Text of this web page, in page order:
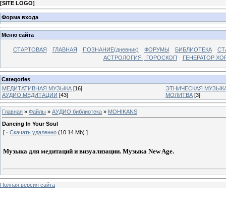
[SITE LOGO]
Форма входа
Меню сайта
СТАРТОВАЯ ГЛАВНАЯ ПОЗНАНИЕ(дневник) ФОРУМЫ БИБЛИОТЕКА
АСТРОЛОГИЯ , ГОРОСКОП
ГЕНЕРАТОР
Categories
МЕДИТАТИВНАЯ МУЗЫКА [16]
ЭТНИЧЕСКАЯ
АУДИО МЕДИТАЦИИ [43] МОЛИТВА [3]
Главная » Файлы » АУДИО библиотека » MOHIKANS
Dancing In Your Soul
[ · Скачать удаленно (10.14 Mb) ]
Музыка для медитаций и визуализации. Музыка New Age.
Полная версия сайта